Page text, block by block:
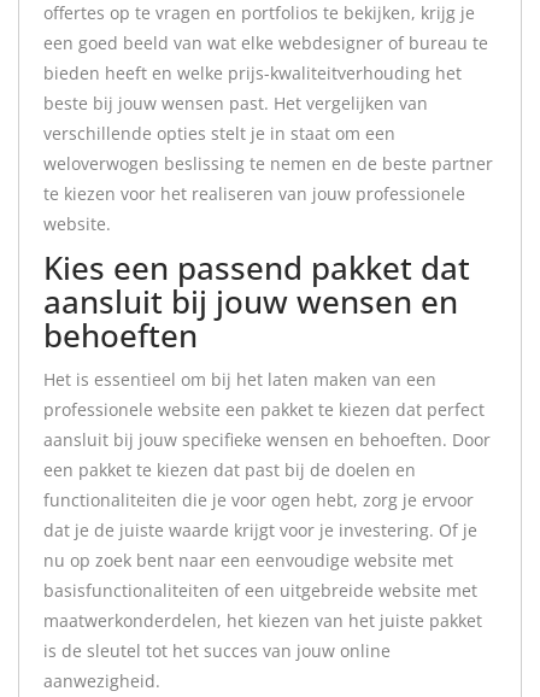
offertes op te vragen en portfolios te bekijken, krijg je
een goed beeld van wat elke webdesigner of bureau te
bieden heeft en welke prijs-kwaliteitverhouding het
beste bij jouw wensen past. Het vergelijken van
verschillende opties stelt je in staat om een
weloverwogen beslissing te nemen en de beste partner
te kiezen voor het realiseren van jouw professionele
website.
Kies een passend pakket dat
aansluit bij jouw wensen en
behoeften
Het is essentieel om bij het laten maken van een
professionele website een pakket te kiezen dat perfect
aansluit bij jouw specifieke wensen en behoeften. Door
een pakket te kiezen dat past bij de doelen en
functionaliteiten die je voor ogen hebt, zorg je ervoor
dat je de juiste waarde krijgt voor je investering. Of je
nu op zoek bent naar een eenvoudige website met
basisfunctionaliteiten of een uitgebreide website met
maatwerkonderdelen, het kiezen van het juiste pakket
is de sleutel tot het succes van jouw online
aanwezigheid.